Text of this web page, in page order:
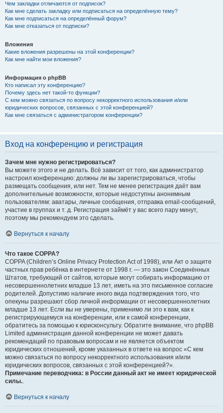
Чем закладки отличаются от подписок?
Как мне сделать закладку или подписаться на определённую тему?
Как мне подписаться на определённый форум?
Как мне отказаться от подписки?
Вложения
Какие вложения разрешены на этой конференции?
Как мне найти мои вложения?
Информация о phpBB
Кто написал эту конференцию?
Почему здесь нет такой-то функции?
С кем можно связаться по вопросу некорректного использования и/или
юридических вопросов, связанных с этой конференцией?
Как мне связаться с администратором конференции?
Вход на конференцию и регистрация
Зачем мне нужно регистрироваться?
Вы можете этого и не делать. Всё зависит от того, как администратор
настроил конференцию: должны ли вы зарегистрироваться, чтобы
размещать сообщения, или нет. Тем не менее регистрация даёт вам
дополнительные возможности, которые недоступны анонимным
пользователям: аватары, личные сообщения, отправка email-сообщений,
участие в группах и т. д. Регистрация займёт у вас всего пару минут,
поэтому мы рекомендуем это сделать.
Вернуться к началу
Что такое COPPA?
COPPA (Children’s Online Privacy Protection Act of 1998), или Акт о защите
частных прав ребёнка в интернете от 1998 г. — это закон Соединённых
Штатов, требующий от сайтов, которые могут собирать информацию от
несовершеннолетних младше 13 лет, иметь на это письменное согласие
родителей. Допустимо наличие иного вида подтверждения того, что
опекуны разрешают сбор личной информации от несовершеннолетних
младше 13 лет. Если вы не уверены, применимо ли это к вам, как к
регистрирующемуся на конференции, или к самой конференции,
обратитесь за помощью к юрисконсульту. Обратите внимание, что phpBB
Limited администрация данной конференции не может давать
рекомендаций по правовым вопросам и не является объектом
юридических отношений, кроме указанных в ответе на вопрос «С кем
можно связаться по вопросу некорректного использования и/или
юридических вопросов, связанных с этой конференцией?».
Примечание переводчика: в России данный акт не имеет юридической
силы..
Вернуться к началу